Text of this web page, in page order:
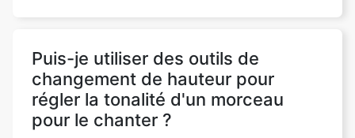
pour le chanter ?
Oui, si vous modifiez la hauteur du MP3,
vous pouvez ajuster la tonalité d'une
chanson en fonction de la gamme vocale